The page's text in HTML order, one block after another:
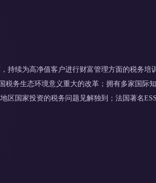
持续为高净值客户进行财富管理方面的税务培
税务生态环境意义重大的改革；拥有多家国际
区国家投资的税务问题见解独到；法国著名